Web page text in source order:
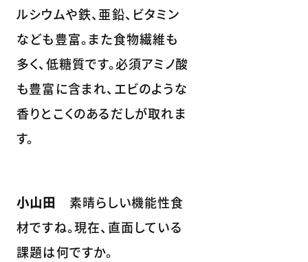
ルシウムや鉄、亜鉛、ビタミン
なども豊富。また食物繊維も
多く、低糖質です。必須アミノ酸
も豊富に含まれ、エビのような
香りとこくのあるだしが取れま
す。
小山田
素晴らしい機能性食
材ですね。現在、直面している
課題は何ですか。